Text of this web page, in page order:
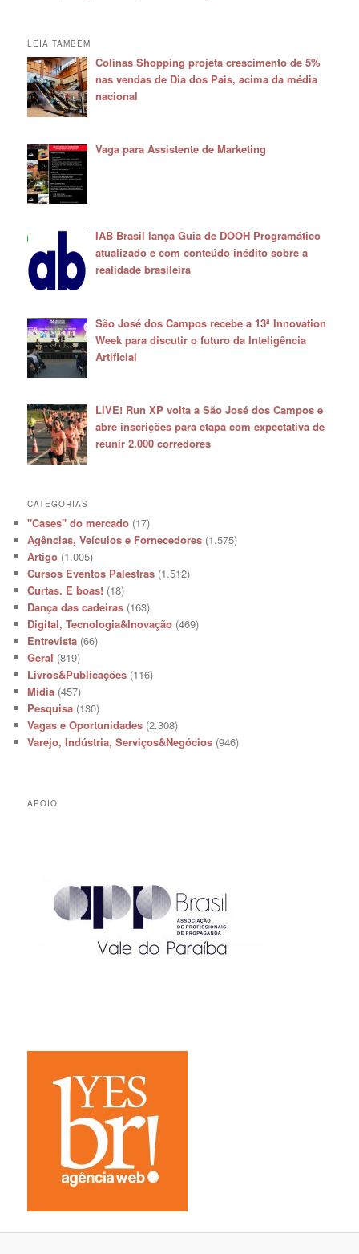
LEIA TAMBÉM
Colinas Shopping projeta crescimento de 5%
nas vendas de Dia dos Pais, acima da média
nacional
Vaga para Assistente de Marketing
IAB Brasil lança Guia de DOOH Programático
atualizado e com conteúdo inédito sobre a
realidade brasileira
São José dos Campos recebe a 13ª Innovation
Week para discutir o futuro da Inteligência
Artificial
LIVE! Run XP volta a São José dos Campos e
abre inscrições para etapa com expectativa de
reunir 2.000 corredores
CATEGORIAS
"Cases" do mercado (17)
Agências, Veículos e Fornecedores (1.575)
Artigo (1.005)
Cursos Eventos Palestras (1.512)
Curtas. E boas! (18)
Dança das cadeiras (163)
Digital, Tecnologia&Inovação (469)
Entrevista (66)
Geral (819)
Livros&Publicações (116)
Mídia (457)
Pesquisa (130)
Vagas e Oportunidades (2.308)
Varejo, Indústria, Serviços&Negócios (946)
APOIO